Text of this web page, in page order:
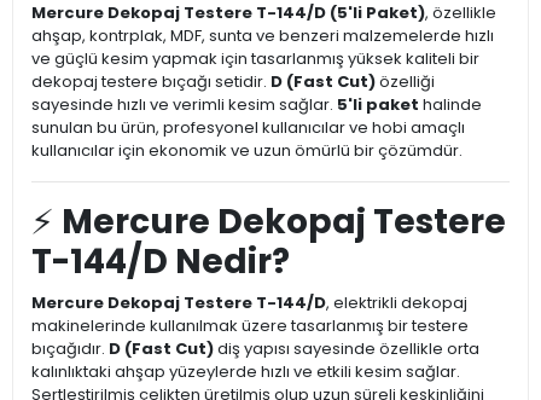
Mercure Dekopaj Testere T-144/D (5'li Paket), özellikle
ahşap, kontrplak, MDF, sunta ve benzeri malzemelerde hızlı
ve güçlü kesim yapmak için tasarlanmış yüksek kaliteli bir
dekopaj testere bıçağı setidir. D (Fast Cut)özelliği
sayesinde hızlı ve verimli kesim sağlar. 5'li paket halinde
sunulan bu ürün, profesyonel kullanıcılar ve hobi amaçlı
kullanıcılar için ekonomik ve uzun ömürlü bir çözümdür.
⚡ Mercure Dekopaj Testere
T-144/D Nedir?
Mercure Dekopaj Testere T-144/D, elektrikli dekopaj
makinelerinde kullanılmak üzere tasarlanmış bir testere
bıçağıdır. D (Fast Cut)diş yapısı sayesinde özellikle orta
kalınlıktaki ahşap yüzeylerde hızlı ve etkili kesim sağlar.
Sertleştirilmiş çelikten üretilmiş olup uzun süreli keskinliğini